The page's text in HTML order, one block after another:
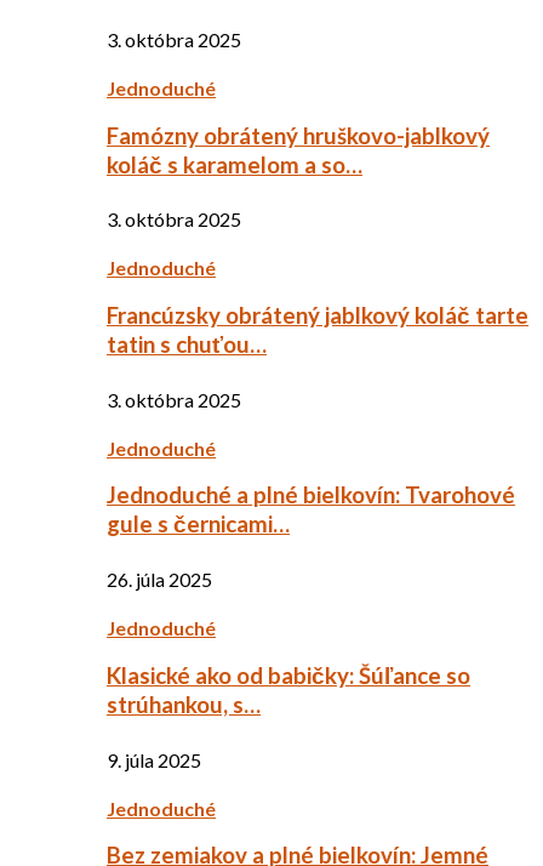
3. októbra 2025
Jednoduché
Famózny obrátený hruškovo-jablkový
koláč s karamelom a so…
3. októbra 2025
Jednoduché
Francúzsky obrátený jablkový koláč tarte
tatin s chuťou…
3. októbra 2025
Jednoduché
Jednoduché a plné bielkovín: Tvarohové
gule s černicami…
26. júla 2025
Jednoduché
Klasické ako od babičky: Šúľance so
strúhankou, s…
9. júla 2025
Jednoduché
Bez zemiakov a plné bielkovín: Jemné